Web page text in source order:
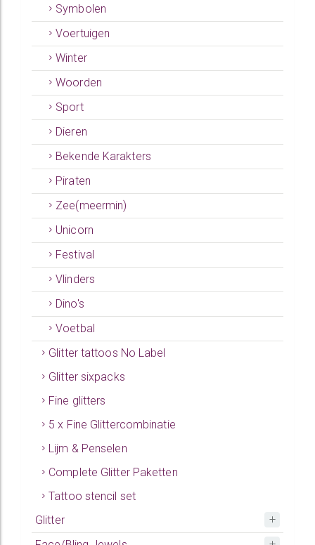
Symbolen
Voertuigen
Winter
Woorden
Sport
Dieren
Bekende Karakters
Piraten
Zee(meermin)
Unicorn
Festival
Vlinders
Dino's
Voetbal
Glitter tattoos No Label
Glitter sixpacks
Fine glitters
5 x Fine Glittercombinatie
Lijm & Penselen
Complete Glitter Paketten
Tattoo stencil set
Glitter